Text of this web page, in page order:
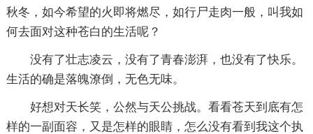
秋冬，如今希望的火即将燃尽，如行尸走肉一般，叫我如
何去面对这种苍白的生活呢？
没有了壮志凌云，没有了青春澎湃，也没有了快乐。
生活的确是落魄潦倒，无色无味。
好想对天长笑，公然与天公挑战。看看苍天到底有怎
样的一副面容，又是怎样的眼睛，怎么没有看到我这个执